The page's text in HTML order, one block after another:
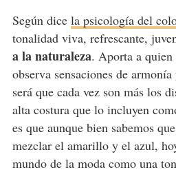
Según dice la psicología del
tonalidad viva, refrescante,
a la naturaleza. Aporta a
observa sensaciones de
será que cada vez son más los
alta costura que lo incluyen
es que aunque bien sabemos
mezclar el amarillo y el azul,
mundo de la moda como una